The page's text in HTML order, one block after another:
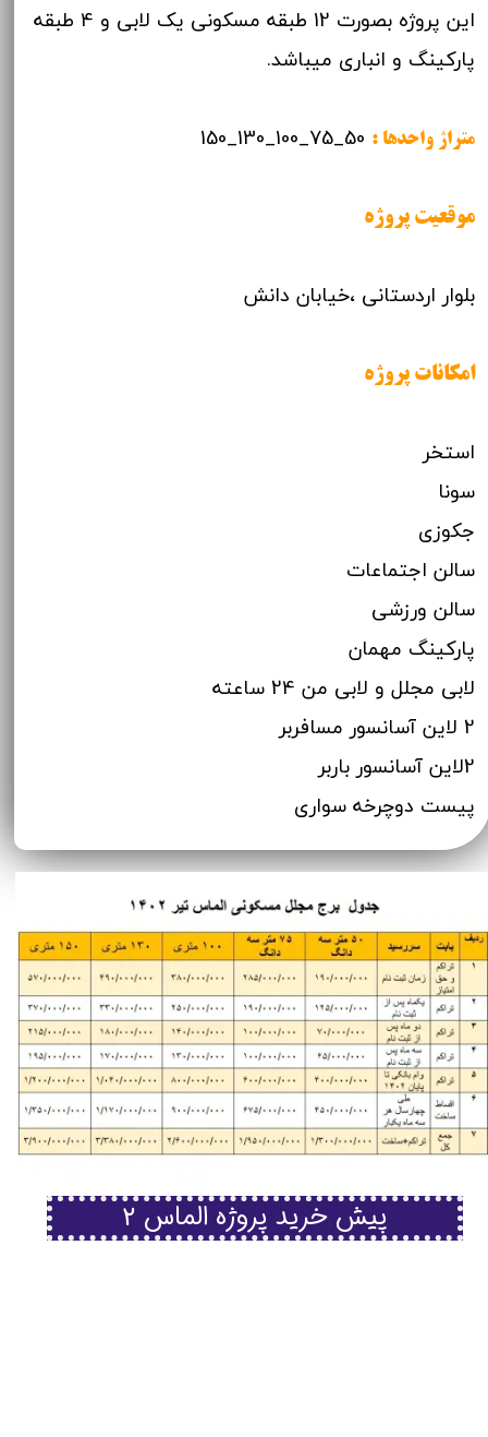
این پروژه بصورت 12 طبقه مسکونی یک لابی و 4 طبقه
پارکینگ و انباری میباشد.
متراژ واحدها :
موقعیت پروژه
بلوار اردستانی ،خیابان دانش
امکانات پروژه
استخر
سونا
جکوزی
سالن اجتماعات
سالن ورزشی
پارکینگ مهمان
لابی مجلل و لابی من 24 ساعته
2 لاین آسانسور مسافربر
2لاین آسانسور باربر
پیست دوچرخه سواری
پیش خرید پروژه الماس 2